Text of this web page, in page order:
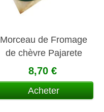
Morceau de Fromage
de chèvre Pajarete
endurci
8,70 €
Acheter